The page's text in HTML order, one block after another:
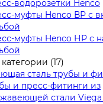
водорозетки Henco
муфты Henco ВР с
муфты Henco НР с
(17)
сталь трубы и
и пресс-фитинги из
стали Viega